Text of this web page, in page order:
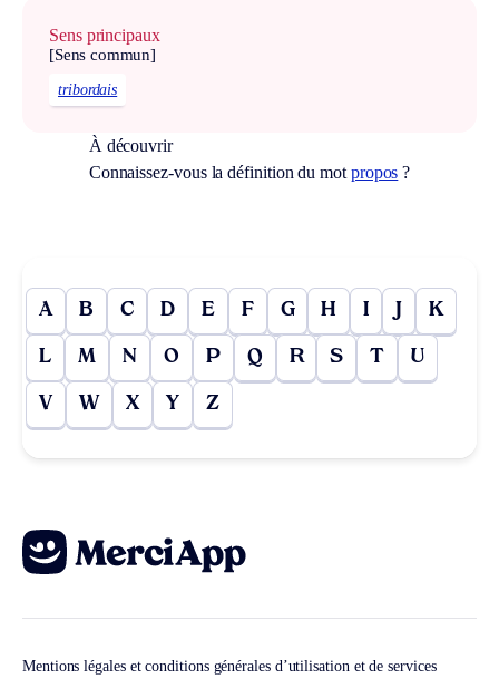
Sens principaux
[Sens commun]
tribordais
À découvrir
Connaissez-vous la définition du mot propos ?
A B C D E F G H I J K
L M N O P Q R S T U
V W X Y Z
Mentions légales et conditions générales d’utilisation et de services